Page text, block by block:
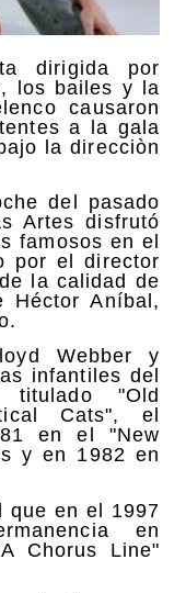
dirigida por
los bailes y la
causaron
a la gala
la direcciòn
del pasado
Artes disfrutó
famosos en el
por el director
la calidad de
Héctor Aníbal,
Webber y
infantiles del
"Old
Cats", el
en el "New
y en 1982 en
que en el 1997
en
Chorus Line"